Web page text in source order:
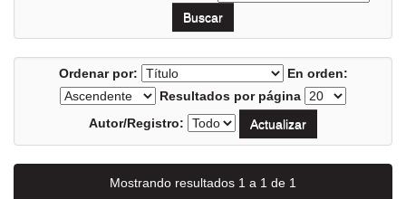
Ordenar por:
En orden:
Resultados por página
Autor/Registro:
Mostrando resultados 1 a 1 de 1